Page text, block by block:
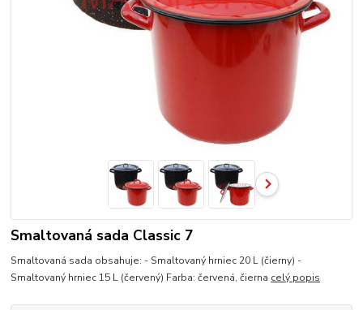
Smaltovaná sada Classic 7
Smaltovaná sada obsahuje: - Smaltovaný hrniec 20 L (čierny) -
Smaltovaný hrniec 15 L (červený) Farba: červená, čierna celý popis